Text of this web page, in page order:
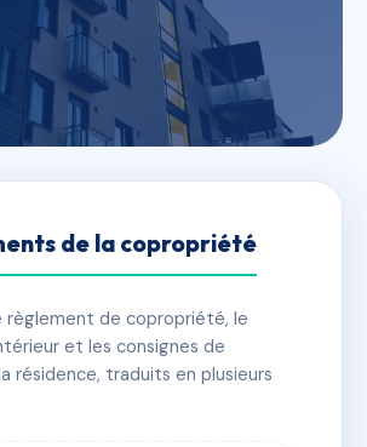
DU ROC
🏠 53 lots 🏗 1 bâtiment(s)
Digital
de la copropriété
règlement de copropriété, le
et les consignes de
résidence, traduits en plusieurs